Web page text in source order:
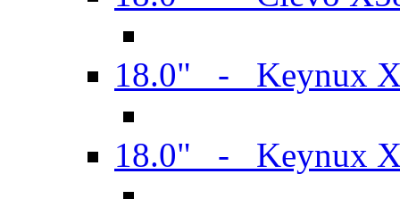
18.0" - Keynux
18.0" - Keynux